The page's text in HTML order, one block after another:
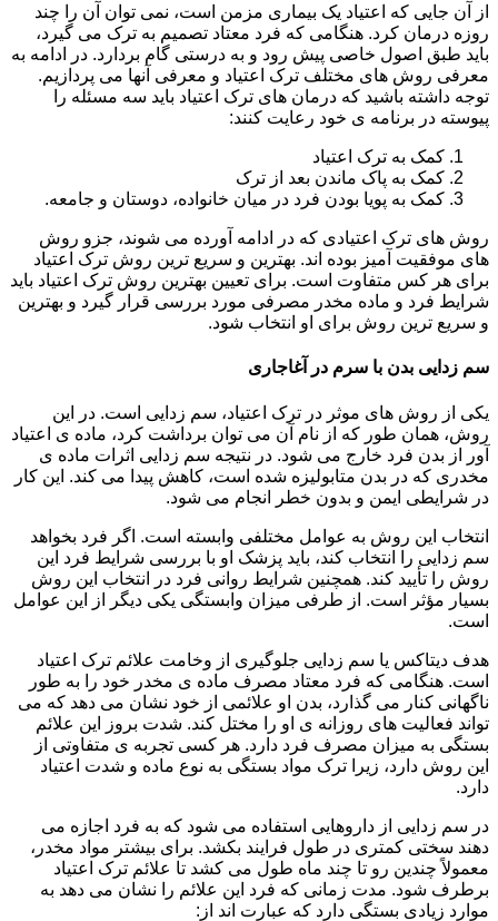
از آن جایی که اعتیاد یک بیماری مزمن است، نمی توان آن را چند
روزه درمان کرد. هنگامی که فرد معتاد تصمیم به ترک می گیرد،
باید طبق اصول خاصی پیش رود و به درستی گام بردارد. در ادامه به
معرفی روش های مختلف ترک اعتیاد و معرفی آنها می پردازیم.
توجه داشته باشید که درمان های ترک اعتیاد باید سه مسئله را
پیوسته در برنامه ی خود رعایت کنند:
کمک به ترک اعتیاد
کمک به پاک ماندن بعد از ترک
کمک به پویا بودن فرد در میان خانواده، دوستان و جامعه.
روش های ترک اعتیادی که در ادامه آورده می شوند، جزو روش
های موفقیت آمیز بوده اند. بهترین و سریع ترین روش ترک اعتیاد
برای هر کس متفاوت است. برای تعیین بهترین روش ترک اعتیاد باید
شرایط فرد و ماده مخدر مصرفی مورد بررسی قرار گیرد و بهترین
و سریع ترین روش برای او انتخاب شود.
سم زدایی بدن با سرم در آغاجاری
یکی از روش های موثر در ترک اعتیاد، سم زدایی است. در این
روش، همان طور که از نام آن می توان برداشت کرد، ماده ی اعتیاد
آور از بدن فرد خارج می شود. در نتیجه سم زدایی اثرات ماده ی
مخدری که در بدن متابولیزه شده است، کاهش پیدا می کند. این کار
در شرایطی ایمن و بدون خطر انجام می شود.
انتخاب این روش به عوامل مختلفی وابسته است. اگر فرد بخواهد
سم زدایی را انتخاب کند، باید پزشک او با بررسی شرایط فرد این
روش را تأیید کند. همچنین شرایط روانی فرد در انتخاب این روش
بسیار مؤثر است. از طرفی میزان وابستگی یکی دیگر از این عوامل
است.
هدف دیتاکس یا سم زدایی جلوگیری از وخامت علائم ترک اعتیاد
است. هنگامی که فرد معتاد مصرف ماده ی مخدر خود را به طور
ناگهانی کنار می گذارد، بدن او علائمی از خود نشان می دهد که می
تواند فعالیت های روزانه ی او را مختل کند. شدت بروز این علائم
بستگی به میزان مصرف فرد دارد. هر کسی تجربه ی متفاوتی از
این روش دارد، زیرا ترک مواد بستگی به نوع ماده و شدت اعتیاد
دارد.
در سم زدایی از داروهایی استفاده می شود که به فرد اجازه می
دهند سختی کمتری در طول فرایند بکشد. برای بیشتر مواد مخدر،
معمولاً چندین رو تا چند ماه طول می کشد تا علائم ترک اعتیاد
برطرف شود. مدت زمانی که فرد این علائم را نشان می دهد به
موارد زیادی بستگی دارد که عبارت اند از: